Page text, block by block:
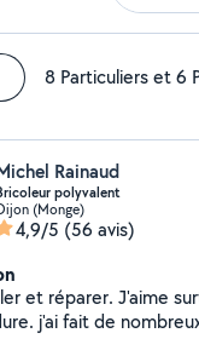
8 Particuliers et 6
Rainaud
polyvalent
(Monge)
4,9/5 (56 avis)
J'aime surtout le travail bien
j'ai fait de